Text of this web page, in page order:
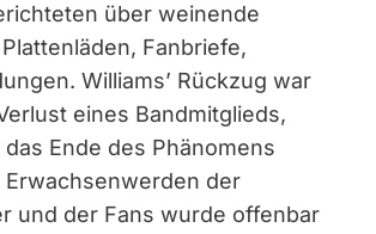
über weinende
Fanbriefe,
Williams’ Rückzug war
eines Bandmitglieds,
Ende des Phänomens
Erwachsenwerden der
und der Fans wurde offenbar